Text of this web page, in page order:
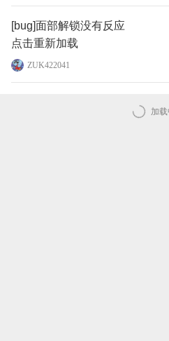
[bug]面部解锁没有反应
点击重新加载
ZUK422041
加